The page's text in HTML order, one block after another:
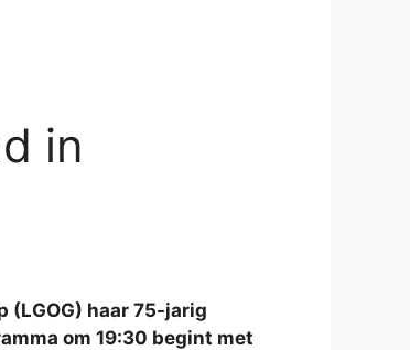
in
(LGOG) haar 75-jarig
om 19:30 begint met